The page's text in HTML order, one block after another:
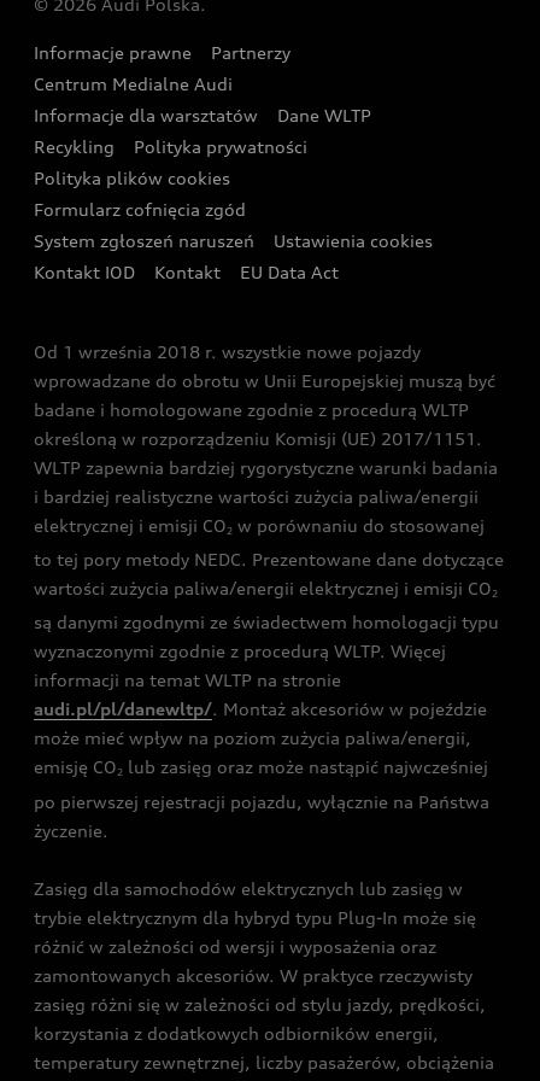
Wyszukaj najbliższego Partnera Audi
Oferta dla przedsiębiorców
Oferta dla klientów prywatnych
Kalkulator rat
Ubezpieczenie
Audi exclusive
Zasięg
Gwarancja
Akcje serwisowe Audi
Katalog online akcesoriów
Audi i Muzeum Sztuki Nowoczesnej w Warszawie
Audi driving experience
Audi quattro Cup
Audi i Puchar Świata w Skokach Narciarskich w
Zakopanem
© 2026 Audi Polska.
Informacje prawne
Partnerzy
Centrum Medialne Audi
Informacje dla warsztatów
Dane WLTP
Recykling
Polityka prywatności
Polityka plików cookies
Formularz cofnięcia zgód
System zgłoszeń naruszeń
Ustawienia cookies
Kontakt IOD
Kontakt EU Data Act
Od 1 września 2018 r. wszystkie nowe pojazdy
wprowadzane do obrotu w Unii Europejskiej muszą być
badane i homologowane zgodnie z procedurą WLTP
określoną w rozporządzeniu Komisji (UE) 2017/1151.
WLTP zapewnia bardziej rygorystyczne warunki badania
i bardziej realistyczne wartości zużycia paliwa/energii
elektrycznej i emisji CO2 w porównaniu do stosowanej
to tej pory metody NEDC. Prezentowane dane dotyczące
wartości zużycia paliwa/energii elektrycznej i emisji CO2
są danymi zgodnymi ze świadectwem homologacji typu
wyznaczonymi zgodnie z procedurą WLTP. Więcej
informacji na temat WLTP na stronie
audi.pl/pl/danewltp/. Montaż akcesoriów w pojeździe
może mieć wpływ na poziom zużycia paliwa/energii,
emisję CO2 lub zasięg oraz może nastąpić najwcześniej
po pierwszej rejestracji pojazdu, wyłącznie na Państwa
życzenie.
Zasięg dla samochodów elektrycznych lub zasięg w
trybie elektrycznym dla hybryd typu Plug-In może się
różnić w zależności od wersji i wyposażenia oraz
zamontowanych akcesoriów. W praktyce rzeczywisty
zasięg różni się w zależności od stylu jazdy, prędkości,
korzystania z dodatkowych odbiorników energii,
temperatury zewnętrznej, liczby pasażerów, obciążenia